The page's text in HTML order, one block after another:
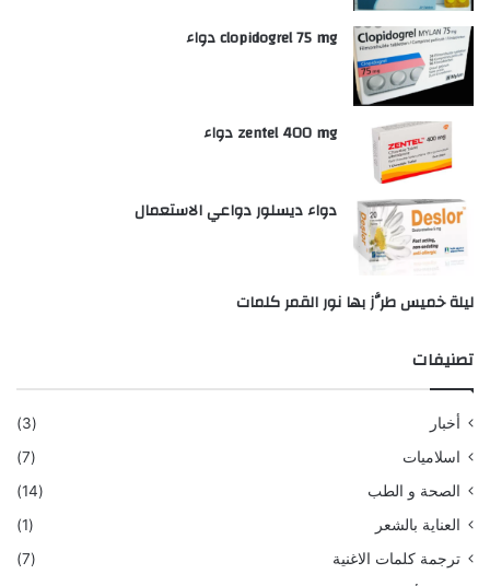
clopidogrel 75 mg دواء
zentel 400 mg دواء
دواء ديسلور دواعي الاستعمال
ليلة خميس طرَّز بها نور القمر كلمات
تصنيفات
أخبار
(3)
اسلاميات
(7)
الصحة و الطب
(14)
العناية بالشعر
(1)
ترجمة كلمات الاغنية
(7)